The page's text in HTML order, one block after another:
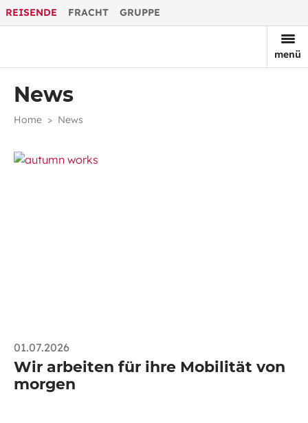
REISENDE FRACHT GRUPPE
menü
News
Home News
01.07.2026
Wir arbeiten für ihre Mobilität von
morgen